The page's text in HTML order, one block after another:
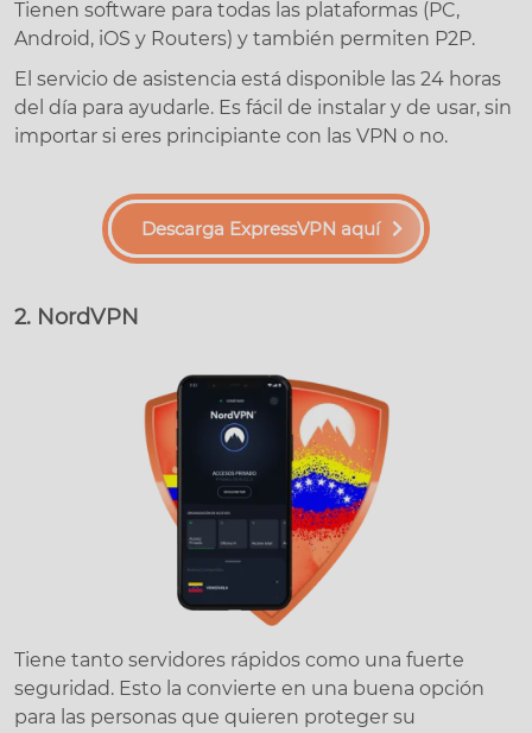
Tienen software para todas las plataformas (PC,
Android, iOS y Routers) y también permiten P2P.
El servicio de asistencia está disponible las 24 horas
del día para ayudarle. Es fácil de instalar y de usar, sin
importar si eres principiante con las VPN o no.
Descarga ExpressVPN aquí
2. NordVPN
Tiene tanto servidores rápidos como una fuerte
seguridad. Esto la convierte en una buena opción
para las personas que quieren proteger su